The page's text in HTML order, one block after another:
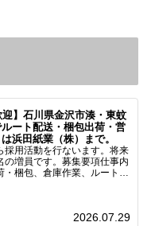
迎】石川県金沢市湊・東蚊
ート配送・梱包出荷・営
浜田紙業（株）まで。
採用活動を行ないます。将来
の増員です。募集要項仕事内
梱包、倉庫作業、ルート営
2026.07.29